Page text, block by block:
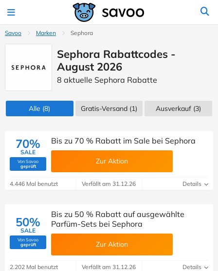
Savoo Marken Sephora
Sephora Rabattcodes -
August 2026
8 aktuelle Sephora Rabatte
Alle (8) Gratis-Versand (1) Ausverkauf (3)
70%
SALE
Von Savoo
geprüft(Von Savoo geprüft)
Bis zu 70 % Rabatt im Sale bei Sephora
Zur Aktion
4.446 Mal benutzt Verfällt am 31.12.26 Details
50%
SALE
Von Savoo
geprüft(Von Savoo geprüft)
Bis zu 50 % Rabatt auf ausgewählte
Parfüm-Sets bei Sephora
Zur Aktion
2.202 Mal benutzt Verfällt am 31.12.26 Details